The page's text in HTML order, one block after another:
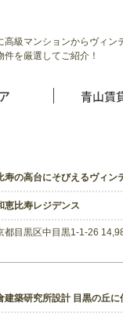
級マンションからヴィン
を厳選してご紹介！
寿の高台にそびえるヴィン
恵比寿レジデンス
都目黒区中目黒1-1-26
建築研究所設計 目黒の丘